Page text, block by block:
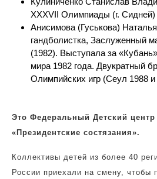
XXXVII Олимпиады (г. Сидней)
Анисимова (Гуськова)
гандболистка, Заслуженный
(1982). Выступала за
мира 1982 года. Двукратный
Олимпийских игр (Сеул 1988
Это Федеральный Детский
«Президентские состязания».
Коллективы детей из более 40
России приехали на смену, чтобы